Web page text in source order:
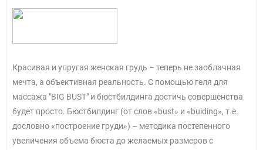
Красивая и упругая женская грудь – теперь не заоблачная
мечта, а объективная реальность. С помощью геля для
массажа "BIG BUST" и бюстбилдинга достичь совершенства
будет просто. Бюстбилдинг (от слов «bust» и «buiding», т.е.
дословно «построение груди») – методика постепенного
увеличения объема бюста до желаемых размеров с